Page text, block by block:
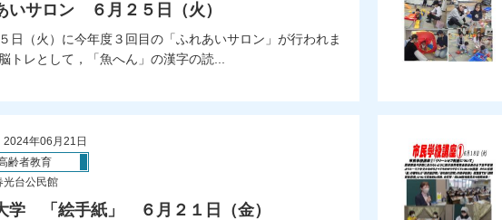
いサロン ６月２５日（火）
日（火）に今年度３回目の「ふれあいサロン」が行われま
トレとして，「魚へん」の漢字の読...
2024年06月21日
齢者教育
光台公民館
学 「絵手紙」 ６月２１日（金）